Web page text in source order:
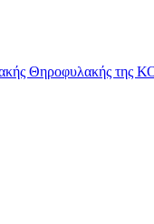
Θηροφυλακής της